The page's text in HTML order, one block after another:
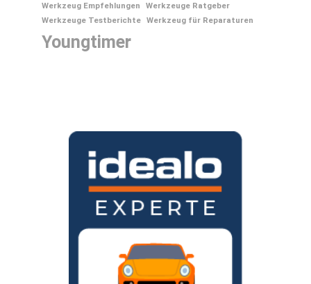
Werkzeug Empfehlungen
Werkzeuge Ratgeber
Werkzeuge Testberichte Werkzeug für Reparaturen
Youngtimer